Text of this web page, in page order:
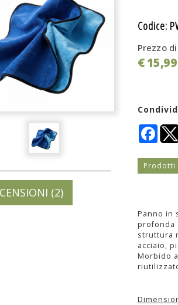
(2)
Codice:
Prezzo
€ 15,99
Prodotti
Panno in
profonda
struttura
acciaio,
Morbido